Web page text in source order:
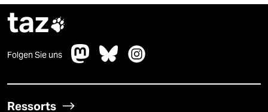
taz
Folgen Sie uns
Ressorts